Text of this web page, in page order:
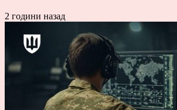
2 години назад